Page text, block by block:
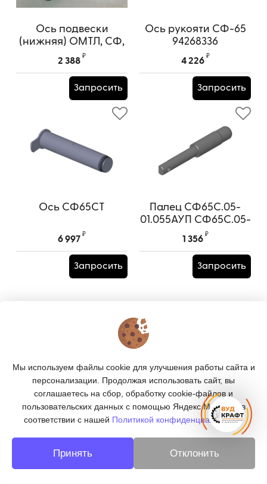
Ось подвески
(нижняя) ОМТЛ, СФ,
ЛВ (со смазкой)
94256144
2 388
₽
Запросить
Ось рукояти СФ-65
94268336
4 226
₽
Запросить
Ось СФ65СТ
6 997
₽
Запросить
Палец СФ65С.05-
01.055АУП СФ65С.05-
01.055АУП
1 356
₽
Запросить
КАТАЛОГ
ПОДПИСКА
© 2026 «ВУДКРАФТ» - деревообработка в Москве
Мы используем файлы cookie для улучшения работы сайта и
персонализации. Продолжая использовать сайт, вы
соглашаетесь на сбор, обработку cookie-файлов и
пользовательских данных с помощью Яндекс.Метрика, в
соответствии с нашей Политикой конфиденциальности.
Принять Отклонить